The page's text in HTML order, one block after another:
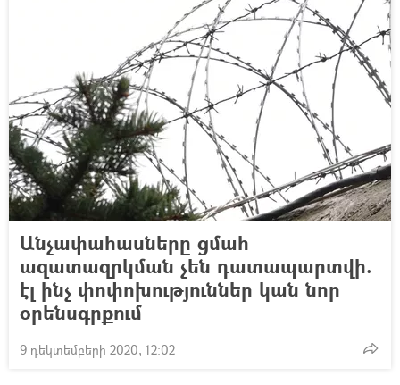
Անչափահասները ցմահ
ազատազրկման չեն դատապարտվի.
էլ ինչ փոփոխություններ կան նոր
օրենսգրքում
9 դեկտեմբերի 2020, 12:02